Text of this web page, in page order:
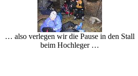
… also verlegen wir die Pause in den Stall
beim Hochleger …